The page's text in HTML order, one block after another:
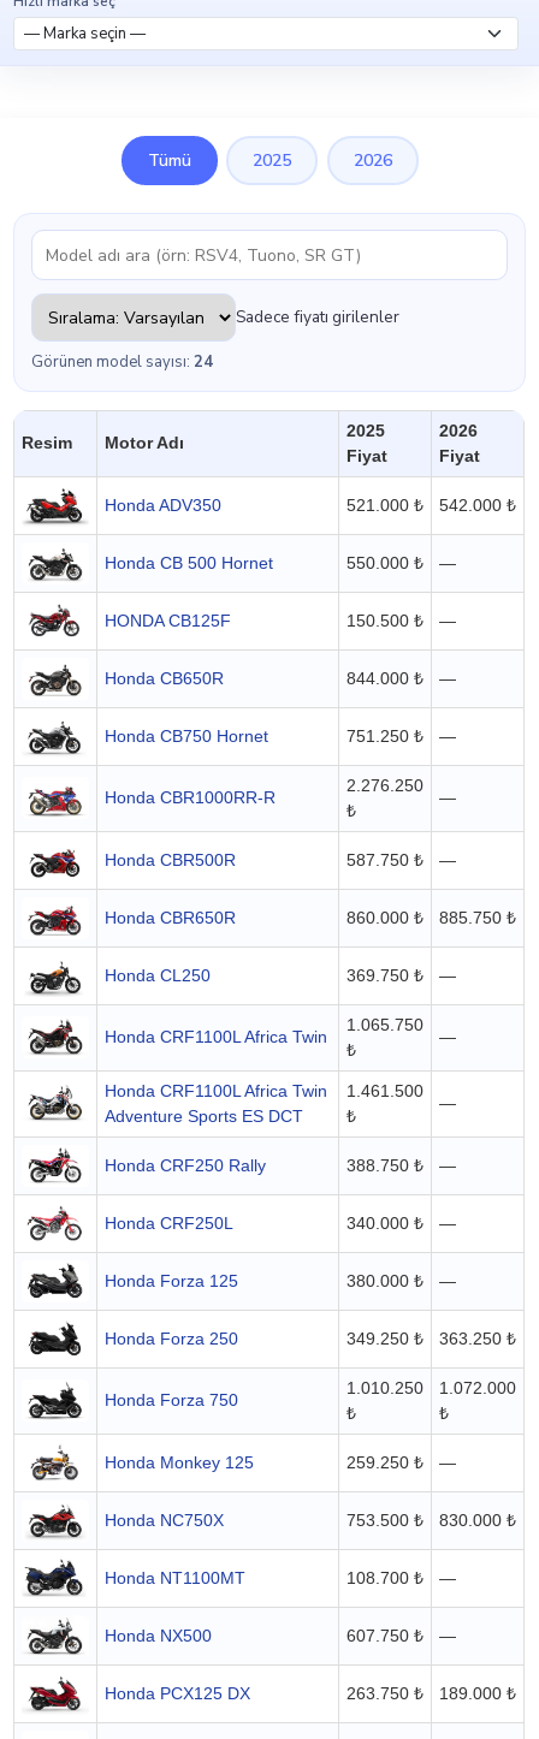
Tümü 2025 2026
Sadece fiyatı girilenler
Görünen model sayısı: 24
Resim Motor Adı
2025
Fiyat
2026
Fiyat
Honda ADV350 521.000 ₺ 542.000 ₺
Honda CB 500 Hornet 550.000 ₺ —
HONDA CB125F 150.500 ₺ —
Honda CB650R 844.000 ₺ —
Honda CB750 Hornet 751.250 ₺ —
Honda CBR1000RR-R
2.276.250
₺
—
Honda CBR500R 587.750 ₺ —
Honda CBR650R 860.000 ₺ 885.750 ₺
Honda CL250 369.750 ₺ —
Honda CRF1100L Africa Twin
1.065.750
₺
—
Honda CRF1100L Africa Twin
Adventure Sports ES DCT
1.461.500
₺
—
Honda CRF250 Rally 388.750 ₺ —
Honda CRF250L 340.000 ₺ —
Honda Forza 125 380.000 ₺ —
Honda Forza 250 349.250 ₺ 363.250 ₺
Honda Forza 750
1.010.250
₺
1.072.000
₺
Honda Monkey 125 259.250 ₺ —
Honda NC750X 753.500 ₺ 830.000 ₺
Honda NT1100MT 108.700 ₺ —
Honda NX500 607.750 ₺ —
Honda PCX125 DX 263.750 ₺ 189.000 ₺